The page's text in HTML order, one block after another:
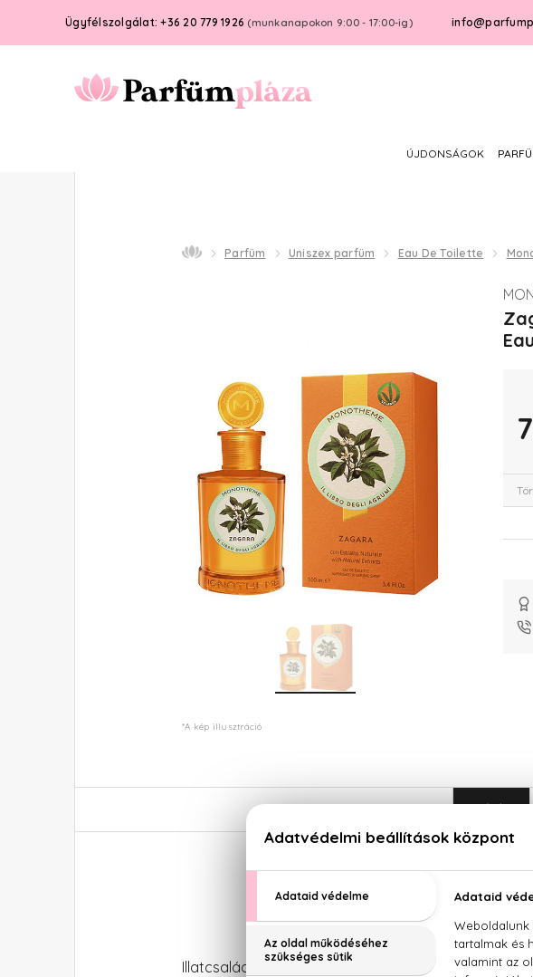
Ügyfélszolgálat: +36 20 779 1926 (munkanapokon 9:00 - 17:00-ig)
ÚJDONSÁGOK
Parfüm Uniszex parfüm Eau De Toilette
*A kép illusztráció
Illatcsalád: Citrusos